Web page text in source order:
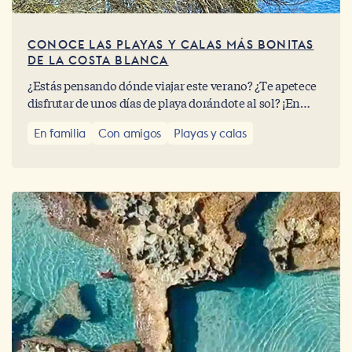
CONOCE LAS PLAYAS Y CALAS MÁS BONITAS
DE LA COSTA BLANCA
¿Estás pensando dónde viajar este verano? ¿Te apetece
disfrutar de unos días de playa dorándote al sol? ¡En
maravillosa y encantadora Costa Blanca.
En familia Con amigos Playas y calas